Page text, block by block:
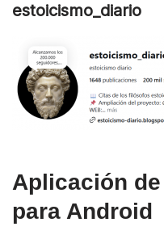
estoicismo_diario
Aplicación
para Android